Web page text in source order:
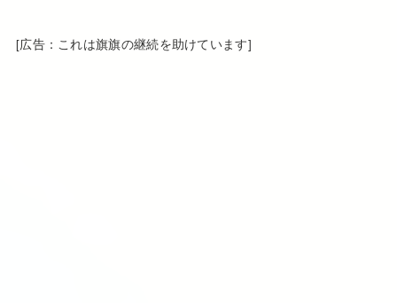
[広告：これは旗旗の継続を助けています]